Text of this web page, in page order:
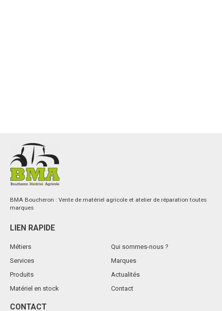
BMA Boucheron : Vente de matériel agricole et atelier de réparation toutes
marques
LIEN RAPIDE
Métiers
Services
Produits
Matériel en stock
Qui sommes-nous ?
Marques
Actualités
Contact
CONTACT